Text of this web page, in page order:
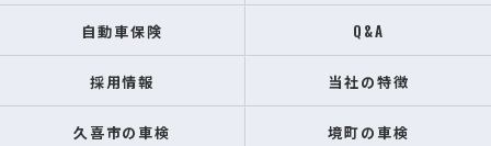
自動車保険 Q&A
採用情報 当社の特徴
久喜市の車検 境町の車検